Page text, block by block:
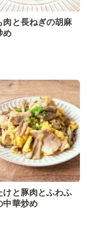
肉と長ねぎの胡麻
め
けと豚肉とふわふ
中華炒め